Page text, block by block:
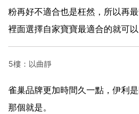
粉再好不適合也是枉然，所以再
裡面選擇自家寶寶最適合的就可以
5樓：以曲靜
雀巢品牌更加時間久一點，伊利
那個就是。